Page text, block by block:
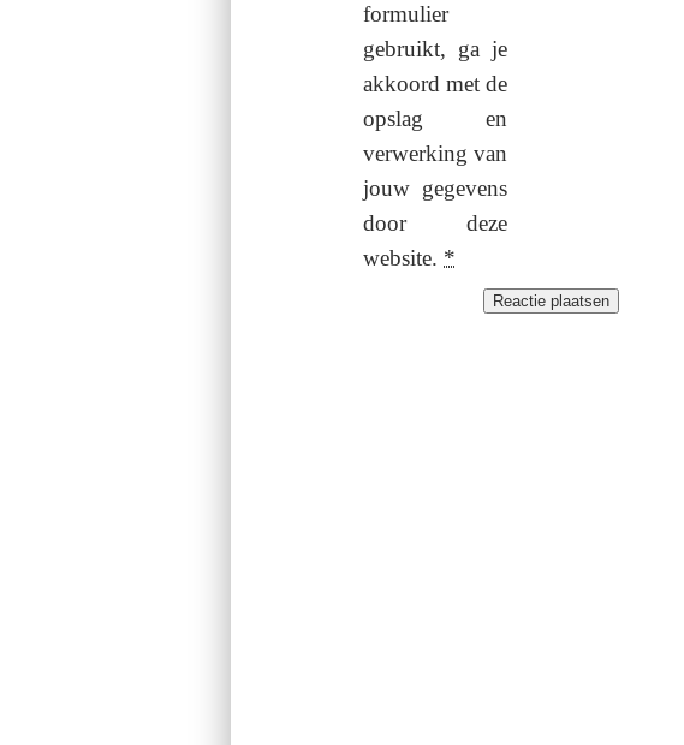
formulier
gebruikt, ga je
akkoord met de
opslag en
verwerking van
jouw gegevens
door deze
website. *